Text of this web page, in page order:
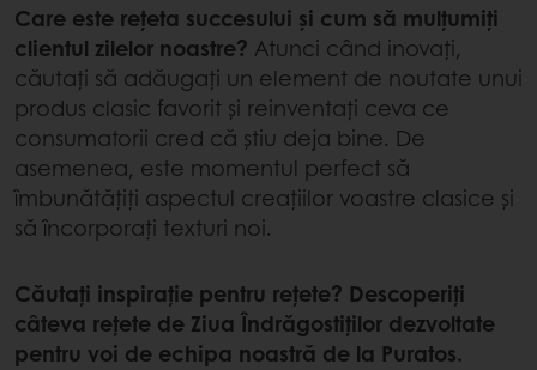
Care este rețeta succesului și cum să mulțumiți
clientul zilelor noastre? Atunci când inovați,
căutați să adăugați un element de noutate unui
produs clasic favorit și reinventați ceva ce
consumatorii cred că știu deja bine. De
asemenea, este momentul perfect să
îmbunătățiți aspectul creațiilor voastre clasice și
să încorporați texturi noi.
Căutați inspirație pentru rețete? Descoperiți
câteva rețete de Ziua Îndrăgostiților dezvoltate
pentru voi de echipa noastră de la Puratos.